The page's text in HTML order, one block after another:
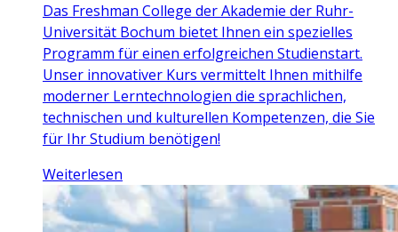
Das Freshman College der Akademie der Ruhr-
Universität Bochum bietet Ihnen ein spezielles
Programm für einen erfolgreichen Studienstart.
Unser innovativer Kurs vermittelt Ihnen mithilfe
moderner Lerntechnologien die sprachlichen,
technischen und kulturellen Kompetenzen, die Sie
für Ihr Studium benötigen!
Weiterlesen